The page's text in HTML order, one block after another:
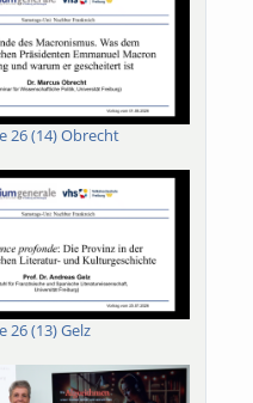
26 (14) Obrecht
26 (13) Gelz